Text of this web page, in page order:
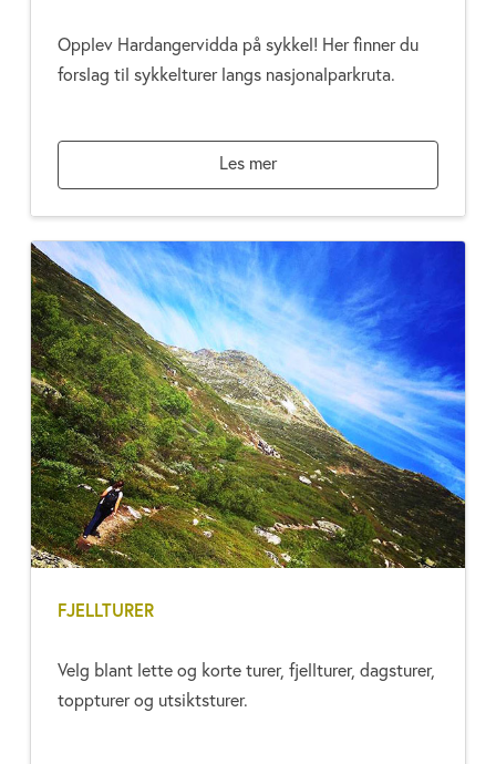
Opplev Hardangervidda på sykkel! Her finner du
forslag til sykkelturer langs nasjonalparkruta.
Les mer
FJELLTURER
Velg blant lette og korte turer, fjellturer, dagsturer,
toppturer og utsiktsturer.